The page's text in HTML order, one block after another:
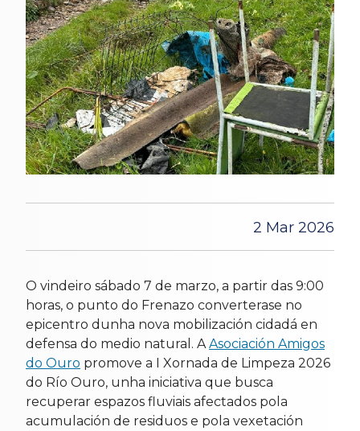
2 Mar 2026
O vindeiro sábado 7 de marzo, a partir das 9:00
horas, o punto do Frenazo converterase no
epicentro dunha nova mobilización cidadá en
defensa do medio natural. A Asociación Amigos
do Ouro promove a I Xornada de Limpeza 2026
do Río Ouro, unha iniciativa que busca
recuperar espazos fluviais afectados pola
acumulación de residuos e pola vexetación